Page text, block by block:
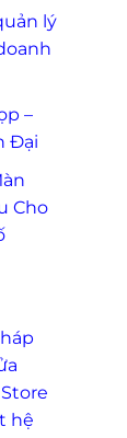
lý
–
Đại
Cho
hệ